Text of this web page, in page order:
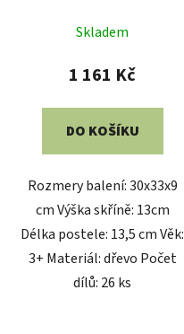
Skladem
1 161 Kč
DO KOŠÍKU
Rozmery balení: 30x33x9
cm Výška skříně: 13cm
Délka postele: 13,5 cm Věk:
3+ Materiál: dřevo Počet
dílů: 26 ks